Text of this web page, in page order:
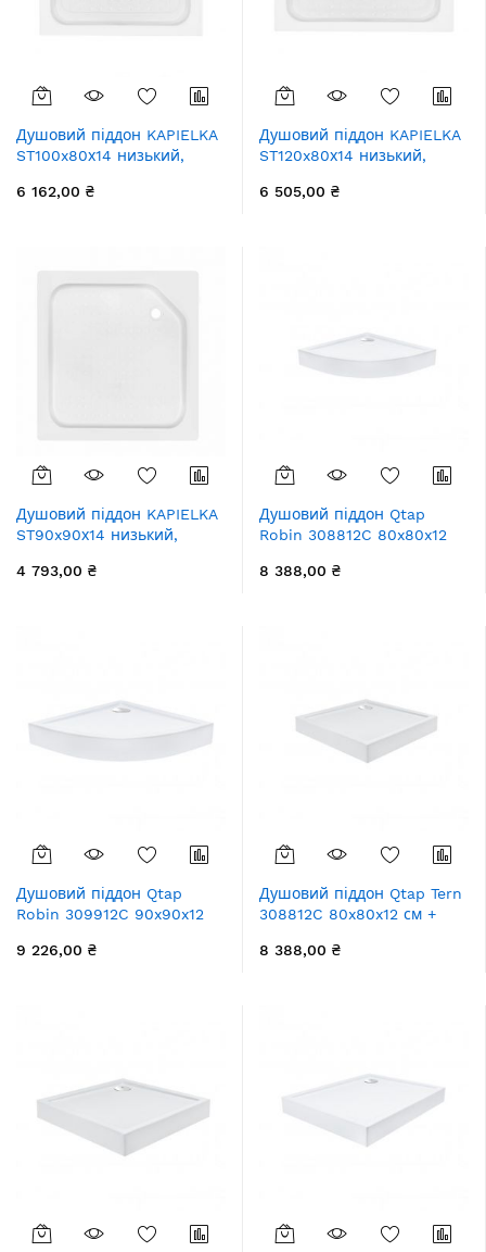
Душовий піддон KAPIELKA
ST100x80х14 низький,
зливу 52 мм Lidz
6 162,00 ₴
Душовий піддон KAPIELKA
ST120x80х14 низький,
зливу 52 мм Lidz
6 505,00 ₴
Душовий піддон KAPIELKA
ST90x90х14 низький,
52 мм Lidz
4 793,00 ₴
Душовий піддон Qtap
Robin 308812C 80x80x12
8 388,00 ₴
Душовий піддон Qtap
Robin 309912C 90x90x12
9 226,00 ₴
Душовий піддон Qtap Tern
308812C 80x80x12 см +
8 388,00 ₴